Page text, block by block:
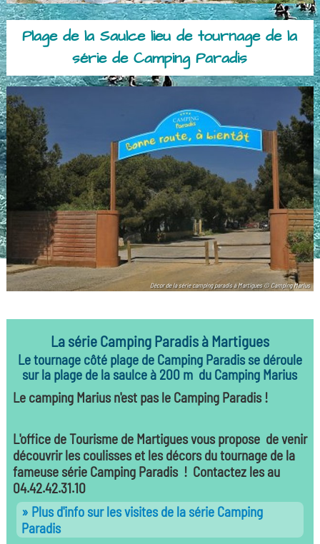
Plage de la Saulce lieu de tournage de la
série de Camping Paradis
Décor de la série camping paradis à Martigues © Camping Marius
La série Camping Paradis à Martigues
Le tournage côté plage de Camping Paradis se déroule
sur la plage de la saulce à 200 m du Camping Marius
Le camping Marius n'est pas le Camping Paradis !
L'office de Tourisme de Martigues vous propose de venir
découvrir les coulisses et les décors du tournage de la
fameuse série Camping Paradis ! Contactez les au
04.42.42.31.10
Plus d'info sur les visites de la série Camping
Paradis